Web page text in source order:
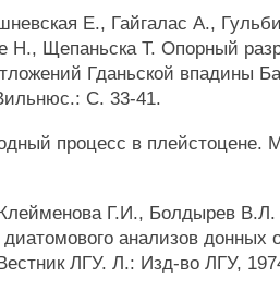
Е., Гайгалас А.,
Н., Щепаньска Т. Опорный
Гданьской впадины
С. 33-41.
процесс в плейстоцене.
Г.И., Болдырев
анализов
ЛГУ. Л.: Изд-во ЛГУ,